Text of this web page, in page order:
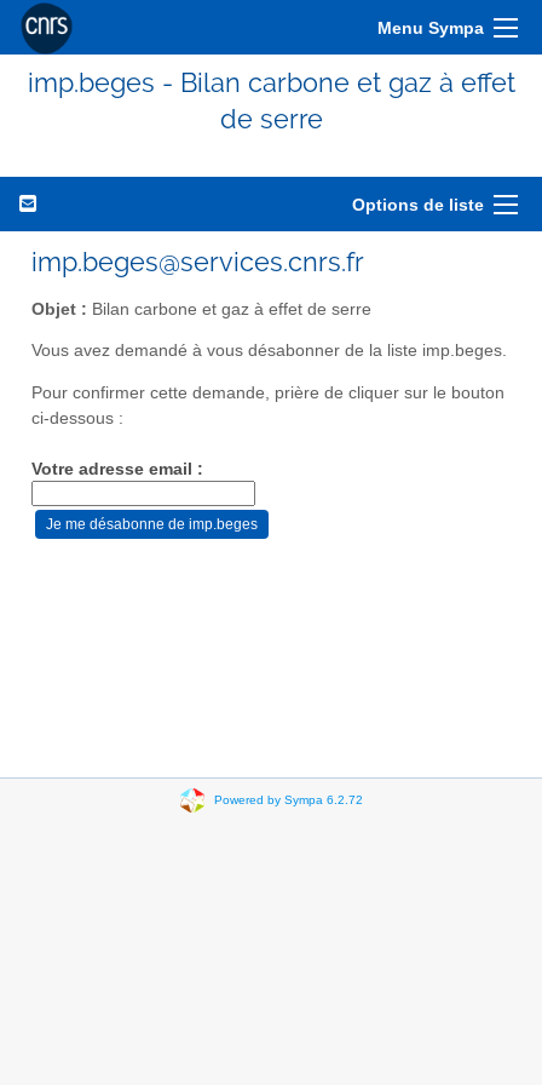
Menu Sympa
imp.beges - Bilan carbone et gaz à effet
de serre
Options de liste
imp.beges@services.cnrs.fr
Objet : Bilan carbone et gaz à effet de serre
Vous avez demandé à vous désabonner de la liste imp.beges.
Pour confirmer cette demande, prière de cliquer sur le bouton
ci-dessous :
Votre adresse email :
Powered by Sympa 6.2.72